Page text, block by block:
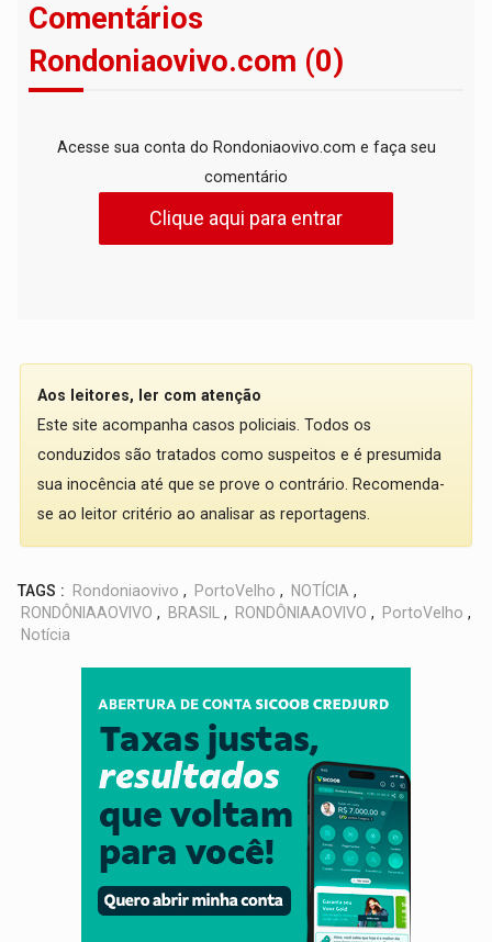
Comentários
Rondoniaovivo.com (0)
Acesse sua conta do Rondoniaovivo.com e faça seu
comentário
Clique aqui para entrar
Aos leitores, ler com atenção
Este site acompanha casos policiais. Todos os
conduzidos são tratados como suspeitos e é presumida
sua inocência até que se prove o contrário. Recomenda-
se ao leitor critério ao analisar as reportagens.
TAGS : Rondoniaovivo , PortoVelho , NOTÍCIA ,
RONDÔNIAAOVIVO , BRASIL , RONDÔNIAAOVIVO , PortoVelho ,
Notícia